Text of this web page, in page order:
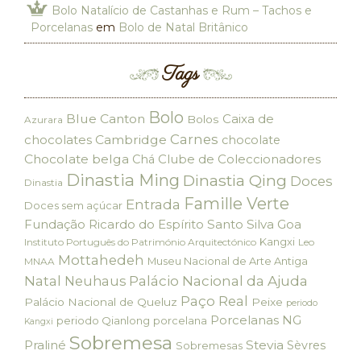
Bolo Natalício de Castanhas e Rum – Tachos e
Porcelanas em Bolo de Natal Britânico
Tags
Azurara Blue Canton Bolo Bolos Caixa de
chocolates Cambridge Carnes chocolate
Chocolate belga Chá Clube de Coleccionadores
Dinastia Dinastia Ming Dinastia Qing Doces
Doces sem açúcar Entrada Famille Verte
Fundação Ricardo do Espírito Santo Silva Goa
Instituto Português do Património Arquitectónico Kangxi Leo
MNAA Mottahedeh Museu Nacional de Arte Antiga
Natal Neuhaus Palácio Nacional da Ajuda
Palácio Nacional de Queluz Paço Real Peixe periodo
Kangxi periodo Qianlong porcelana Porcelanas NG
Praliné Sobremesa Sobremesas Stevia Sèvres